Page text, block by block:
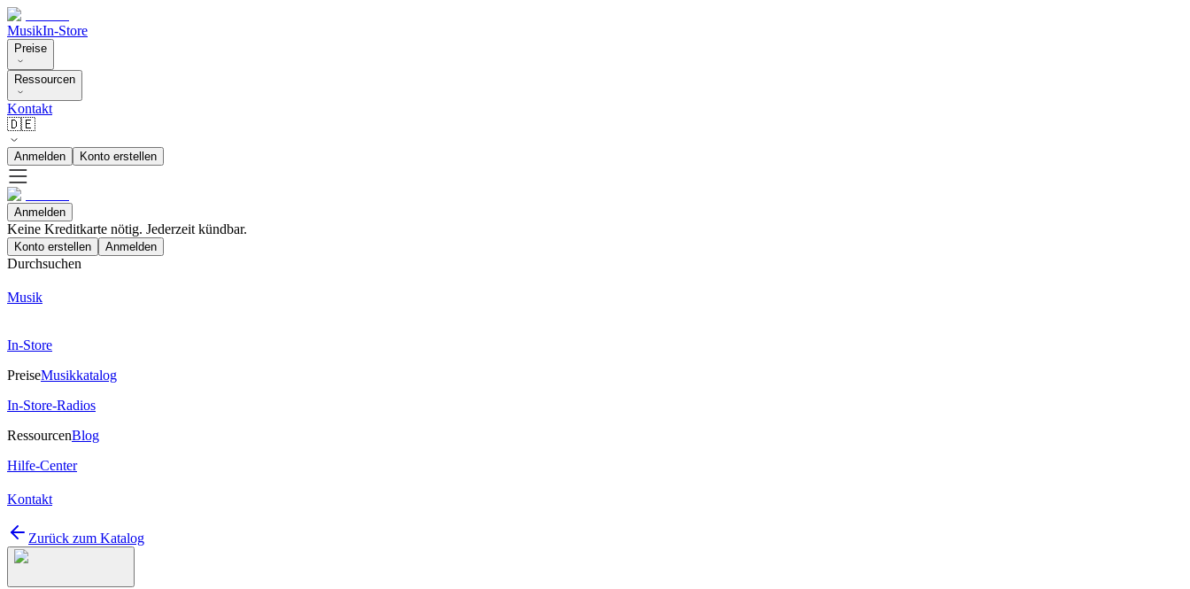
MusikIn-Store
Preise
Ressourcen
Kontakt
🇩🇪
Anmelden Konto erstellen
Anmelden
Keine Kreditkarte nötig. Jederzeit kündbar.
Konto erstellen Anmelden
Durchsuchen
Musik
In-Store
PreiseMusikkatalog
In-Store-Radios
RessourcenBlog
Hilfe-Center
Kontakt
Zurück zum Katalog